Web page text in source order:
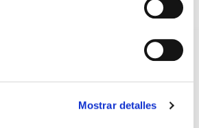
Mostrar detalles
PRIMAS A MUFACE NO MEJORA LAS